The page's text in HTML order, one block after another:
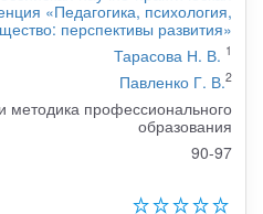
«Педагогика, психология,
перспективы развития»
Тарасова Н. В. 1
Павленко Г. В.2
методика профессионального
образования
90-97